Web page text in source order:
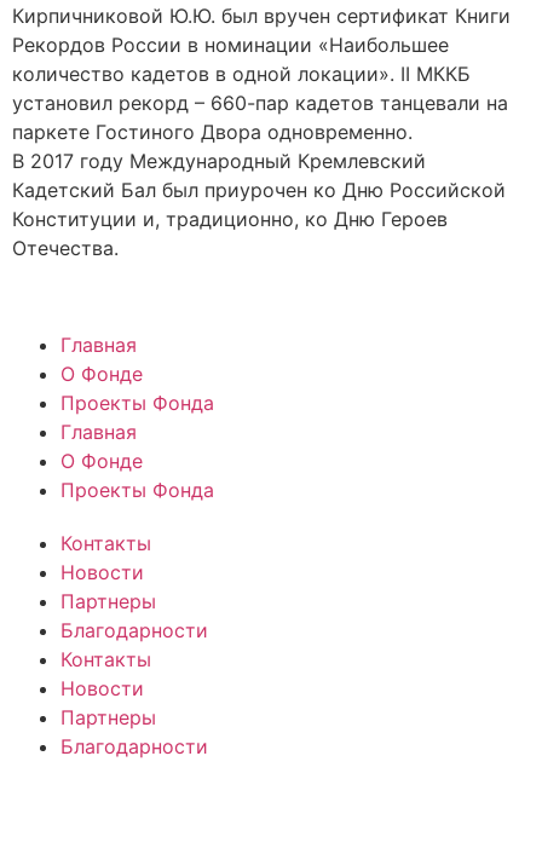
Кирпичниковой Ю.Ю. был вручен сертификат Книги
Рекордов России в номинации «Наибольшее
количество кадетов в одной локации». II МККБ
установил рекорд – 660-пар кадетов танцевали на
паркете Гостиного Двора одновременно.
В 2017 году Международный Кремлевский
Кадетский Бал был приурочен ко Дню Российской
Конституции и, традиционно, ко Дню Героев
Отечества.
Главная
О Фонде
Проекты Фонда
Главная
О Фонде
Проекты Фонда
Контакты
Новости
Партнеры
Благодарности
Контакты
Новости
Партнеры
Благодарности